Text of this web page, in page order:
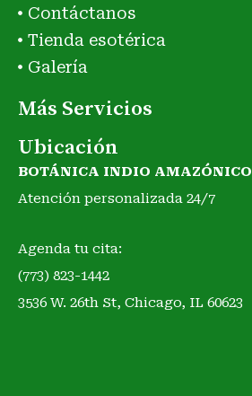
Contáctanos
Tienda esotérica
Galería
Más Servicios
Ubicación
BOTÁNICA INDIO AMAZÓNICO
Atención personalizada 24/7
Agenda tu cita:
(773) 823-1442
3536 W. 26th St, Chicago, IL 60623